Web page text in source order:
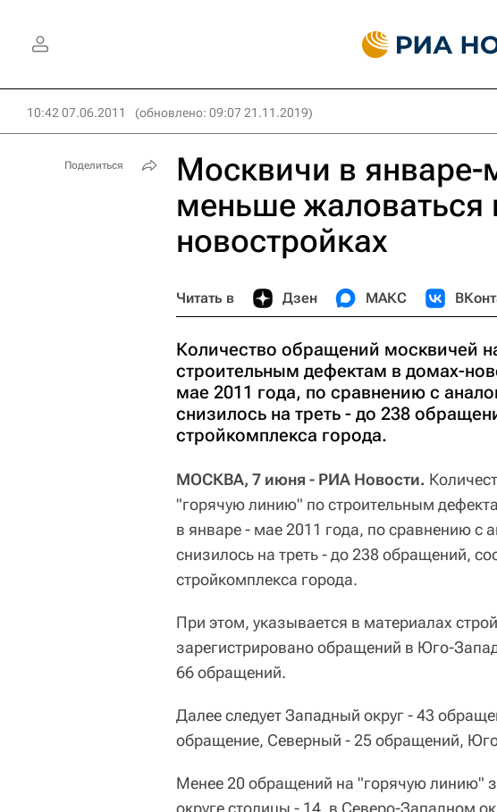
10:42 07.06.2011 (обновлено: 09:07 21.11.2019)
Москвичи в январе-
меньше жаловаться
новостройках
Читать в Дзен МАКС
Количество обращений москвичей
строительным дефектам в домах-
мае 2011 года, по сравнению с
снизилось на треть - до 238
стройкомплекса города.
МОСКВА, 7 июня - РИА Новости.
"горячую линию" по строительным
в январе - мае 2011 года, по сравнению с
снизилось на треть - до 238 обращений,
стройкомплекса города.
При этом, указывается в материалах
зарегистрировано обращений в Юго-
66 обращений.
Далее следует Западный округ - 43
обращение, Северный - 25 обращений,
Менее 20 обращений на "горячую линию"
округе столицы - 14, в Северо-Западном
Поделиться